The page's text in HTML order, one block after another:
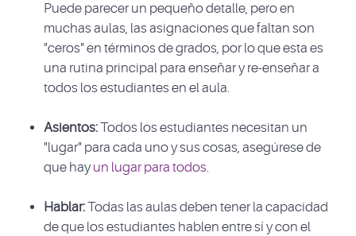
Puede parecer un pequeño detalle, pero en
muchas aulas, las asignaciones que faltan son
"ceros" en términos de grados, por lo que esta es
una rutina principal para enseñar y re-enseñar a
todos los estudiantes en el aula.
Asientos:Todos los estudiantes necesitan un
"lugar" para cada uno y sus cosas, asegúrese de
que hay un lugar para todos.
Hablar:Todas las aulas deben tener la capacidad
de que los estudiantes hablen entre sí y con el